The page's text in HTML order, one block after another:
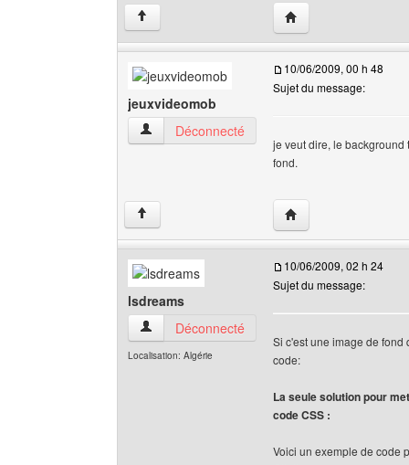
↑ Visiter le site web
jeuxvideomob
jeuxvideomob Voir le profil de l'utilisateur
Déconnecté
10/06/2009, 00 h 48
Sujet du message:
je veut dire, le
fond.
↑ Visiter le site web
lsdreams
lsdreams Voir le profil de l'utilisateur
Déconnecté
Localisation: Algérie
10/06/2009, 02 h 24
Sujet du message:
Si c'est une image de fond
code:
La seule solution pour
code CSS :
Voici un exemple de code